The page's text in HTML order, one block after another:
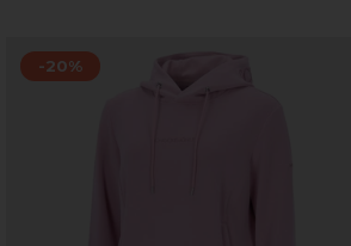
-20%